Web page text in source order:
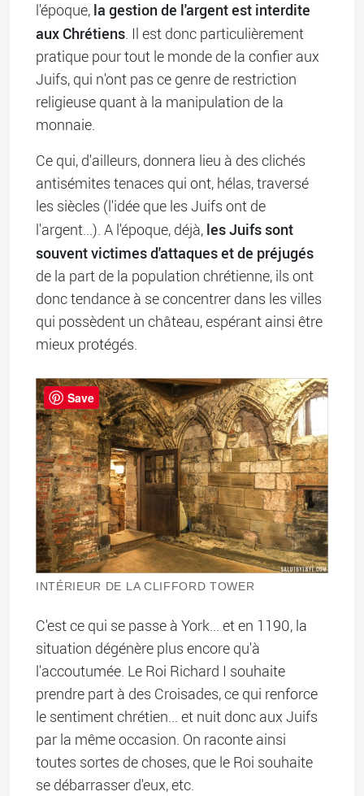
l'époque, la gestion de l'argent est interdite
aux Chrétiens. Il est donc particulièrement
pratique pour tout le monde de la confier aux
Juifs, qui n'ont pas ce genre de restriction
religieuse quant à la manipulation de la
monnaie.
Ce qui, d'ailleurs, donnera lieu à des clichés
antisémites tenaces qui ont, hélas, traversé
les siècles (l'idée que les Juifs ont de
l'argent...). A l'époque, déjà, les Juifs sont
souvent victimes d'attaques et de préjugés
de la part de la population chrétienne, ils ont
donc tendance à se concentrer dans les villes
qui possèdent un château, espérant ainsi être
mieux protégés.
INTÉRIEUR DE LA CLIFFORD TOWER
C'est ce qui se passe à York... et en 1190, la
situation dégénère plus encore qu'à
l'accoutumée. Le Roi Richard I souhaite
prendre part à des Croisades, ce qui renforce
le sentiment chrétien... et nuit donc aux Juifs
par la même occasion. On raconte ainsi
toutes sortes de choses, que le Roi souhaite
se débarrasser d'eux, etc.
Save